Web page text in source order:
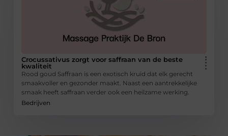
Crocussativus zorgt voor saffraan van de beste
kwaliteit
Rood goud Saffraan is een exotisch kruid dat elk gerecht
smaakvoller en gezonder maakt. Naast een aantrekkelijke
smaak heeft saffraan verder ook een heilzame werking.
Bedrijven